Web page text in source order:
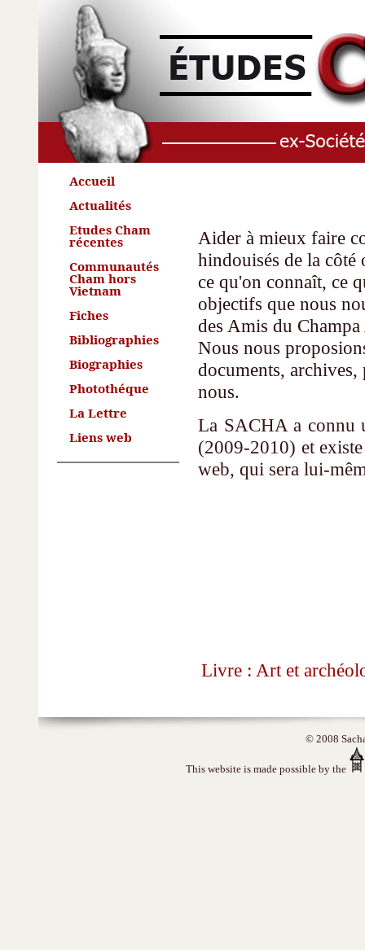
Accueil
Actualités
Etudes Cham
récentes
Communautés
Cham hors
Vietnam
Fiches
Bibliographies
Biographies
Photothéque
La Lettre
Liens web
Aider à mieux faire
hindouisés de la
ce qu'on connaît, ce
objectifs que nous
des Amis du
Nous nous
documents,
nous.
La SACHA a connu
(2009-2010) et
web, qui sera lui-
Livre : Art et
© 2008
This website is made possible by the